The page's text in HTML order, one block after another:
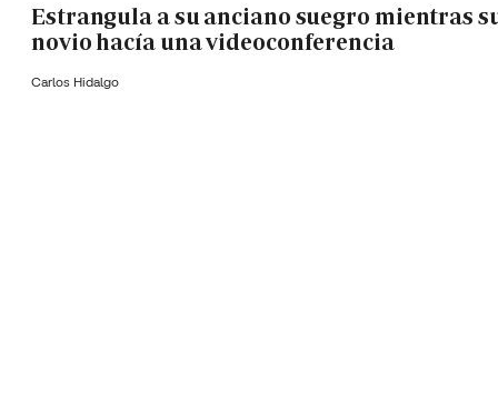
Estrangula a su anciano suegro mientras
novio hacía una videoconferencia
Carlos Hidalgo